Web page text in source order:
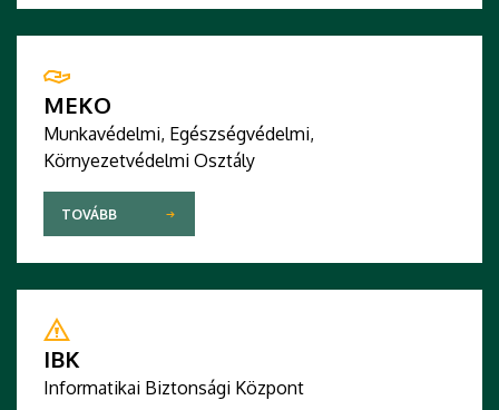
MEKO
Munkavédelmi, Egészségvédelmi,
Környezetvédelmi Osztály
TOVÁBB
IBK
Informatikai Biztonsági Központ